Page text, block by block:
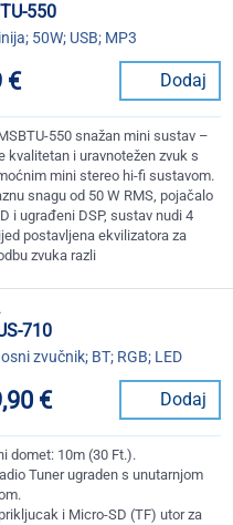
550
50W; USB; MP3
€ Dodaj
550 snažan mini sustav –
kvalitetan i uravnotežen zvuk s
mini stereo hi-fi sustavom.
snagu od 50 W RMS, pojačalo
i ugrađeni DSP, sustav nudi 4
postavljena ekvilizatora za
zvuka razli
710
zvučnik; BT; RGB; LED
€ Dodaj
domet: 10m (30 Ft.).
Tuner ugraden s unutarnjom
prikljucak i Micro-SD (TF) utor za